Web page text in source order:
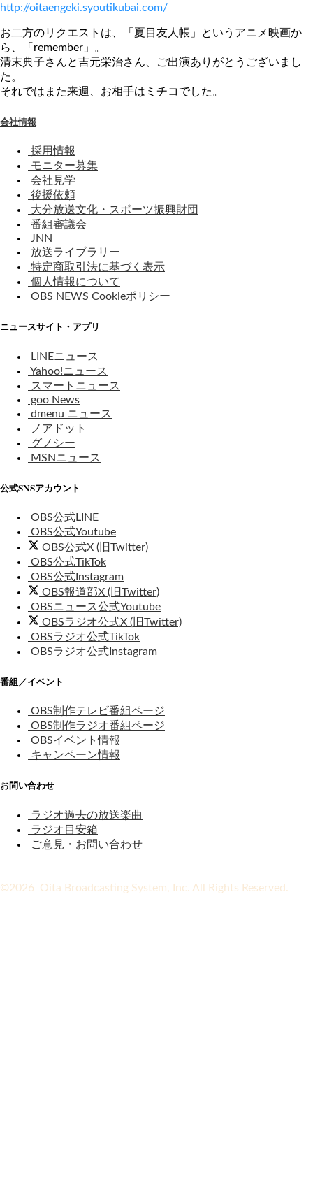
http://oitaengeki.syoutikubai.com/
お二方のリクエストは、「夏目友人帳」というアニメ映画か
ら、「remember」。
清末典子さんと吉元栄治さん、ご出演ありがとうございまし
た。
それではまた来週、お相手はミチコでした。
会社情報
採用情報
モニター募集
会社見学
後援依頼
大分放送文化・スポーツ振興財団
番組審議会
JNN
放送ライブラリー
特定商取引法に基づく表示
個人情報について
OBS NEWS Cookieポリシー
ニュースサイト・アプリ
LINEニュース
Yahoo!ニュース
スマートニュース
goo News
dmenu ニュース
ノアドット
グノシー
MSNニュース
公式SNSアカウント
OBS公式LINE
OBS公式Youtube
OBS公式X (旧Twitter)
OBS公式TikTok
OBS公式Instagram
OBS報道部X (旧Twitter)
OBSニュース公式Youtube
OBSラジオ公式X (旧Twitter)
OBSラジオ公式TikTok
OBSラジオ公式Instagram
番組／イベント
OBS制作テレビ番組ページ
OBS制作ラジオ番組ページ
OBSイベント情報
キャンペーン情報
お問い合わせ
ラジオ過去の放送楽曲
ラジオ目安箱
ご意見・お問い合わせ
©2026 Oita Broadcasting System, Inc. All Rights Reserved.